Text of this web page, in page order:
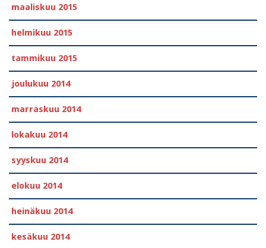
maaliskuu 2015
helmikuu 2015
tammikuu 2015
joulukuu 2014
marraskuu 2014
lokakuu 2014
syyskuu 2014
elokuu 2014
heinäkuu 2014
kesäkuu 2014